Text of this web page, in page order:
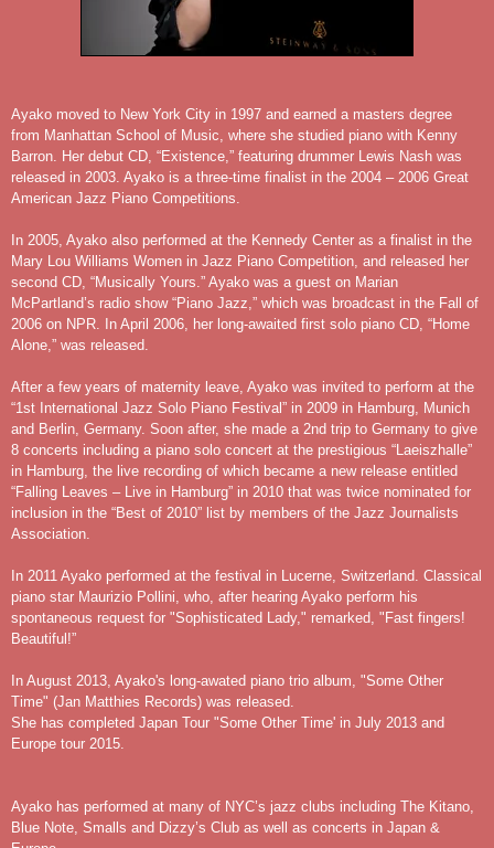
Ayako moved to New York City in 1997 and earned a masters degree
from Manhattan School of Music, where she studied piano with Kenny
Barron. Her debut CD, “Existence,” featuring drummer Lewis Nash was
released in 2003. Ayako is a three-time finalist in the 2004 – 2006 Great
American Jazz Piano Competitions.
In 2005, Ayako also performed at the Kennedy Center as a finalist in the
Mary Lou Williams Women in Jazz Piano Competition, and released her
second CD, “Musically Yours.” Ayako was a guest on Marian
McPartland’s radio show “Piano Jazz,” which was broadcast in the Fall of
2006 on NPR. In April 2006, her long-awaited first solo piano CD, “Home
Alone,” was released.
After a few years of maternity leave, Ayako was invited to perform at the
“1st International Jazz Solo Piano Festival” in 2009 in Hamburg, Munich
and Berlin, Germany. Soon after, she made a 2nd trip to Germany to give
8 concerts including a piano solo concert at the prestigious “Laeiszhalle”
in Hamburg, the live recording of which became a new release entitled
“Falling Leaves – Live in Hamburg” in 2010 that was twice nominated for
inclusion in the “Best of 2010” list by members of the Jazz Journalists
Association.
In 2011 Ayako performed at the festival in Lucerne, Switzerland. Classical
piano star Maurizio Pollini, who, after hearing Ayako perform his
spontaneous request for "Sophisticated Lady," remarked, "Fast fingers!
Beautiful!”
In August 2013, Ayako's long-awated piano trio album, "Some Other
Time" (Jan Matthies Records) was released.
She has completed Japan Tour "Some Other Time' in July 2013 and
Europe tour 2015.
Ayako has performed at many of NYC’s jazz clubs including The Kitano,
Blue Note, Smalls and Dizzy’s Club as well as concerts in Japan &